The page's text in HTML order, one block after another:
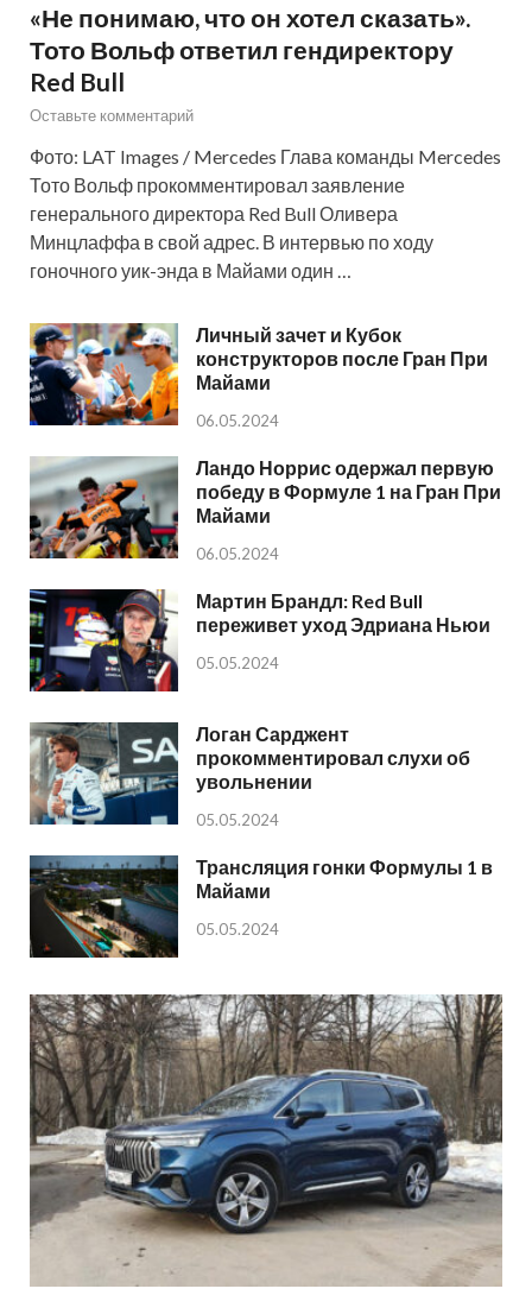
«Не понимаю, что он хотел сказать».
Тото Вольф ответил гендиректору
Red Bull
Оставьте комментарий
Фото: LAT Images / Mercedes Глава команды Mercedes
Тото Вольф прокомментировал заявление
генерального директора Red Bull Оливера
Минцлаффа в свой адрес. В интервью по ходу
гоночного уик-энда в Майами один …
Личный зачет и Кубок
конструкторов после Гран При
Майами
06.05.2024
Ландо Норрис одержал первую
победу в Формуле 1 на Гран При
Майами
06.05.2024
Мартин Брандл: Red Bull
переживет уход Эдриана Ньюи
05.05.2024
Логан Сарджент
прокомментировал слухи об
увольнении
05.05.2024
Трансляция гонки Формулы 1 в
Майами
05.05.2024